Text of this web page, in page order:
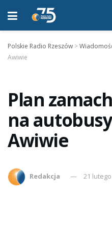
Polskie Radio Rzeszów >
Awiwie
Plan
na
Awiwie
Redakcja 21